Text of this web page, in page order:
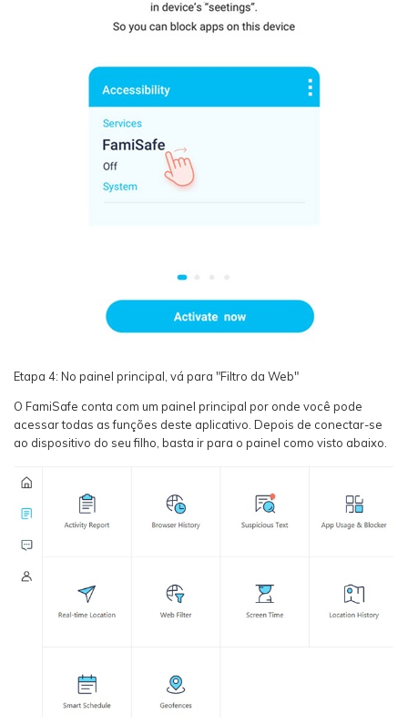
Etapa 4: No painel principal, vá para "Filtro da Web"
O FamiSafe conta com um painel principal por onde você pode
acessar todas as funções deste aplicativo. Depois de conectar-se
ao dispositivo do seu filho, basta ir para o painel como visto abaixo.